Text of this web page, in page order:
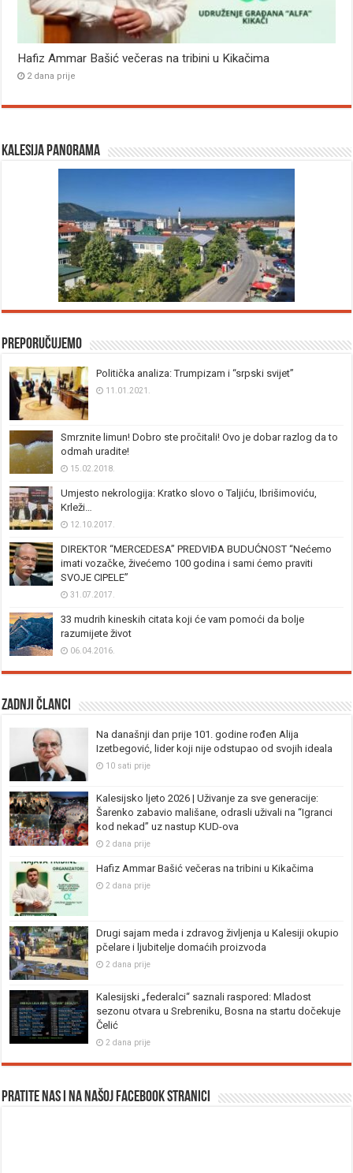
Hafiz Ammar Bašić večeras na tribini u Kikačima
2 dana prije
Kalesija panorama
Preporučujemo
Politička analiza: Trumpizam i “srpski svijet”
11.01.2021.
Smrznite limun! Dobro ste pročitali! Ovo je dobar razlog da to
odmah uradite!
15.02.2018.
Umjesto nekrologija: Kratko slovo o Taljiću, Ibrišimoviću,
Krleži…
12.10.2017.
DIREKTOR “MERCEDESA” PREDVIĐA BUDUĆNOST “Nećemo
imati vozačke, živećemo 100 godina i sami ćemo praviti
SVOJE CIPELE”
31.07.2017.
33 mudrih kineskih citata koji će vam pomoći da bolje
razumijete život
06.04.2016.
Zadnji članci
Na današnji dan prije 101. godine rođen Alija
Izetbegović, lider koji nije odstupao od svojih ideala
10 sati prije
Kalesijsko ljeto 2026 | Uživanje za sve generacije:
Šarenko zabavio mališane, odrasli uživali na “Igranci
kod nekad” uz nastup KUD-ova
2 dana prije
Hafiz Ammar Bašić večeras na tribini u Kikačima
2 dana prije
Drugi sajam meda i zdravog življenja u Kalesiji okupio
pčelare i ljubitelje domaćih proizvoda
2 dana prije
Kalesijski „federalci“ saznali raspored: Mladost
sezonu otvara u Srebreniku, Bosna na startu dočekuje
Čelić
2 dana prije
Pratite nas i na našoj facebook stranici